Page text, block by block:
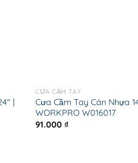
|
CƯA CẦM TAY
Cưa Cầm Tay Cán Nhựa
WORKPRO W016017
91.000₫